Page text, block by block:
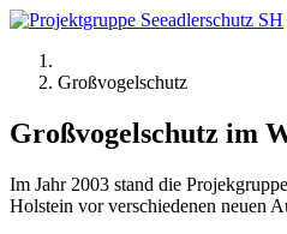
Großvogelschutz
Großvogelschutz im
Im Jahr 2003 stand die
Holstein vor verschiedenen neuen